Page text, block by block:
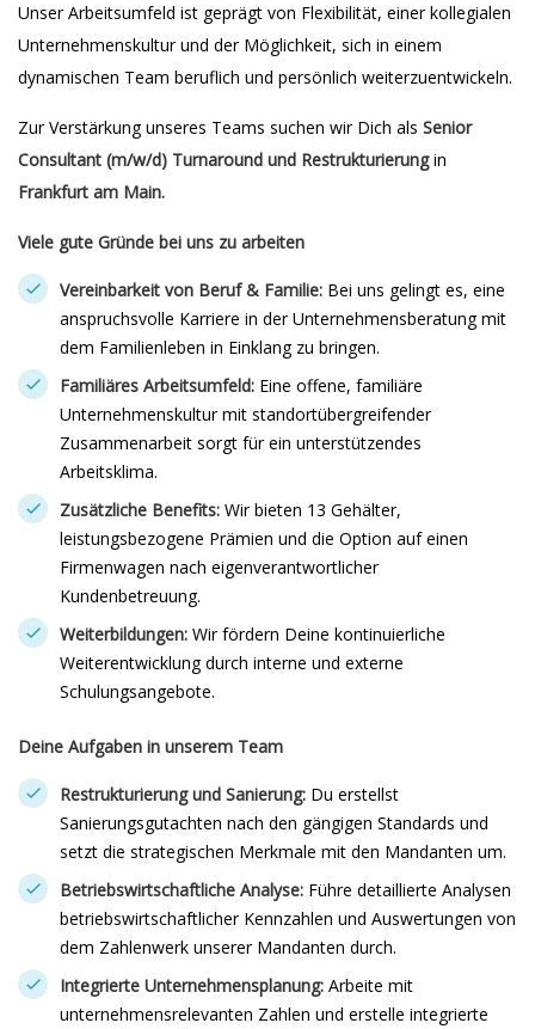
Unser Arbeitsumfeld ist geprägt von Flexibilität, einer kollegialen
Unternehmenskultur und der Möglichkeit, sich in einem
dynamischen Team beruflich und persönlich weiterzuentwickeln.
Zur Verstärkung unseres Teams suchen wir Dich als Senior
Consultant (m/w/d) Turnaround und Restrukturierungin
Frankfurt am Main.
Viele gute Gründe bei uns zu arbeiten
Vereinbarkeit von Beruf & Familie: Bei uns gelingt es, eine
anspruchsvolle Karriere in der Unternehmensberatung mit
dem Familienleben in Einklang zu bringen.
Familiäres Arbeitsumfeld: Eine offene, familiäre
Unternehmenskultur mit standortübergreifender
Zusammenarbeit sorgt für ein unterstützendes
Arbeitsklima.
Zusätzliche Benefits: Wir bieten 13 Gehälter,
leistungsbezogene Prämien und die Option auf einen
Firmenwagen nach eigenverantwortlicher
Kundenbetreuung.
Weiterbildungen: Wir fördern Deine kontinuierliche
Weiterentwicklung durch interne und externe
Schulungsangebote.
Deine Aufgaben in unserem Team
Restrukturierung und Sanierung: Du erstellst
Sanierungsgutachten nach den gängigen Standards und
setzt die strategischen Merkmale mit den Mandanten um.
Betriebswirtschaftliche Analyse: Führe detaillierte Analysen
betriebswirtschaftlicher Kennzahlen und Auswertungen von
dem Zahlenwerk unserer Mandanten durch.
Integrierte Unternehmensplanung: Arbeite mit
unternehmensrelevanten Zahlen und erstelle integrierte